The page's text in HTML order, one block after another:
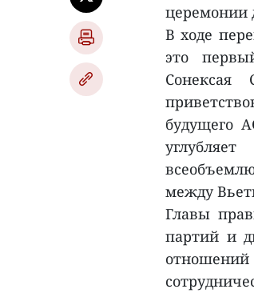
церемонии
В ходе
это
будущего
между
Главы
партий и
отношений